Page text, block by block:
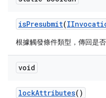
isPresubmit(
根據觸發條件類型，傳回是否
void
lockAttributes()